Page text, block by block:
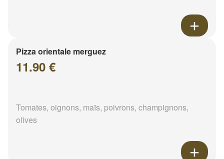
Pizza orientale merguez
11.90 €
Tomates, oignons, maïs, poivrons, champignons,
olives